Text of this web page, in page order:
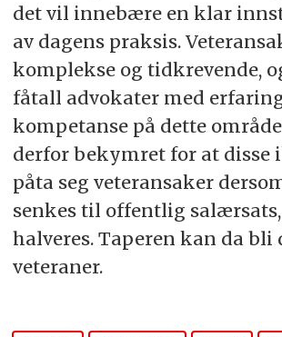
det vil innebære en klar
av dagens praksis.
komplekse og tidkrevende,
fåtall advokater med
kompetanse på dette
derfor bekymret for at disse
påta seg veteransaker
senkes til offentlig
halveres. Taperen kan da bli
veteraner.